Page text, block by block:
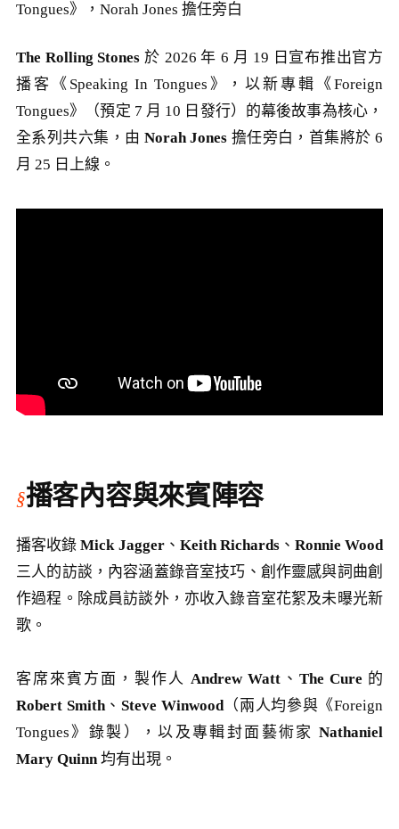
Tongues》，Norah Jones 擔任旁白
The Rolling Stones 於 2026 年 6 月 19 日宣布推出官方
播客《Speaking In Tongues》，以新專輯《Foreign
Tongues》（預定 7 月 10 日發行）的幕後故事為核心，
全系列共六集，由 Norah Jones 擔任旁白，首集將於 6
月 25 日上線。
播客內容與來賓陣容
播客收錄Mick Jagger、 Keith Richards、 Ronnie Wood
三人的訪談，內容涵蓋錄音室技巧、創作靈感與詞曲創
作過程。除成員訪談外，亦收入錄音室花絮及未曝光新
歌。
客席來賓方面，製作人 Andrew Watt 、 The Cure 的
Robert Smith、 Steve Winwood（兩人均參與《Foreign
Tongues》錄製），以及專輯封面藝術家 Nathaniel
Mary Quinn均有出現。